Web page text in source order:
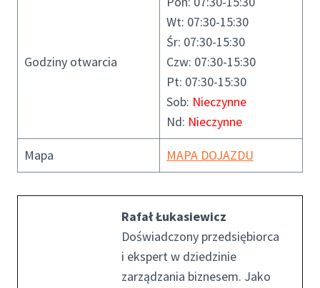
Godziny otwarcia
Wt: 07:30-15:30
Śr: 07:30-15:30
Czw: 07:30-15:30
Pt: 07:30-15:30
Sob: Nieczynne
Nd: Nieczynne
Mapa MAPA DOJAZDU
Rafał Łukasiewicz
Doświadczony przedsiębiorca
i ekspert w dziedzinie
zarządzania biznesem. Jako